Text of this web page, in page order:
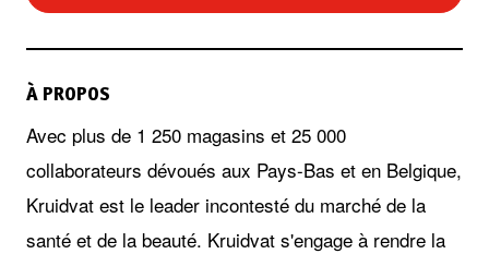
À PROPOS
Avec plus de 1 250 magasins et 25 000
collaborateurs dévoués aux Pays-Bas et en Belgique,
Kruidvat est le leader incontesté du marché de la
santé et de la beauté. Kruidvat s'engage à rendre la